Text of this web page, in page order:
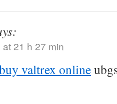
21 h 27 min
valtrex online